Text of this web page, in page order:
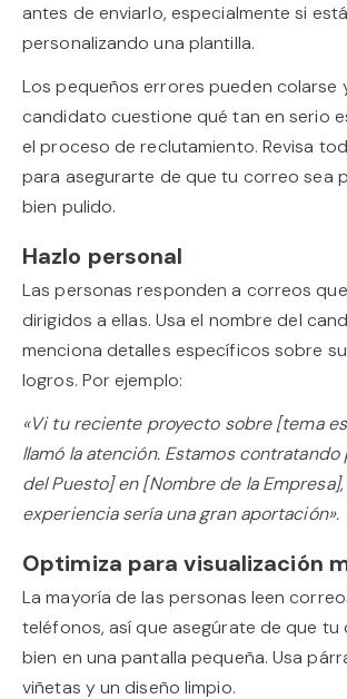
antes de enviarlo, especialmente si
personalizando una plantilla.
Los pequeños errores pueden colarse
candidato cuestione qué tan en serio
el proceso de reclutamiento. Revisa
para asegurarte de que tu correo sea
bien pulido.
Hazlo personal
Las personas responden a correos
dirigidos a ellas. Usa el nombre del
menciona detalles específicos sobre
logros. Por ejemplo:
«Vi tu reciente proyecto sobre [tema
llamó la atención. Estamos contratando
del Puesto] en [Nombre de la
experiencia sería una gran aportación».
Optimiza para visualización
La mayoría de las personas leen
teléfonos, así que asegúrate de que tu
bien en una pantalla pequeña. Usa
viñetas y un diseño limpio.